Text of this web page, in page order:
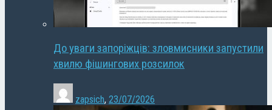
До уваги запоріжців: зловмисники запустили
хвилю фішингових розсилок
zapsich, 23/07/2026